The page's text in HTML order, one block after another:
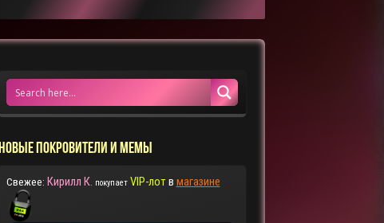
НОВЫЕ ПОКРОВИТЕЛИ И МЕМЫ
Свежее: Кирилл К. покупает VIP-лотв магазине